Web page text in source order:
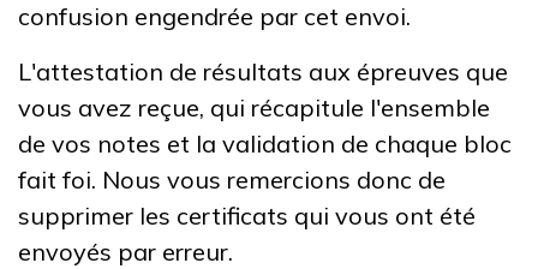
confusion engendrée par cet envoi.
L'attestation de résultats aux épreuves que
vous avez reçue, qui récapitule l'ensemble
de vos notes et la validation de chaque bloc
fait foi. Nous vous remercions donc de
supprimer les certificats qui vous ont été
envoyés par erreur.